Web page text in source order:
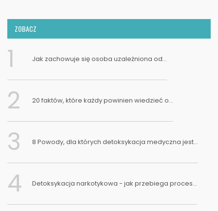
ZOBACZ
1 Jak zachowuje się osoba uzależniona od...
2 20 faktów, które każdy powinien wiedzieć o...
3 8 Powody, dla których detoksykacja medyczna jest...
4 Detoksykacja narkotykowa - jak przebiega proces...